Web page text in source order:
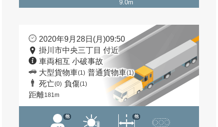
9.0m
2020年9月28日(月)09:50
掛川市中央三丁目 付近
車両相互 小破事故
大型貨物車(1) 普通貨物車(1)
死亡(0) 負傷(1)
距離181m
他 他